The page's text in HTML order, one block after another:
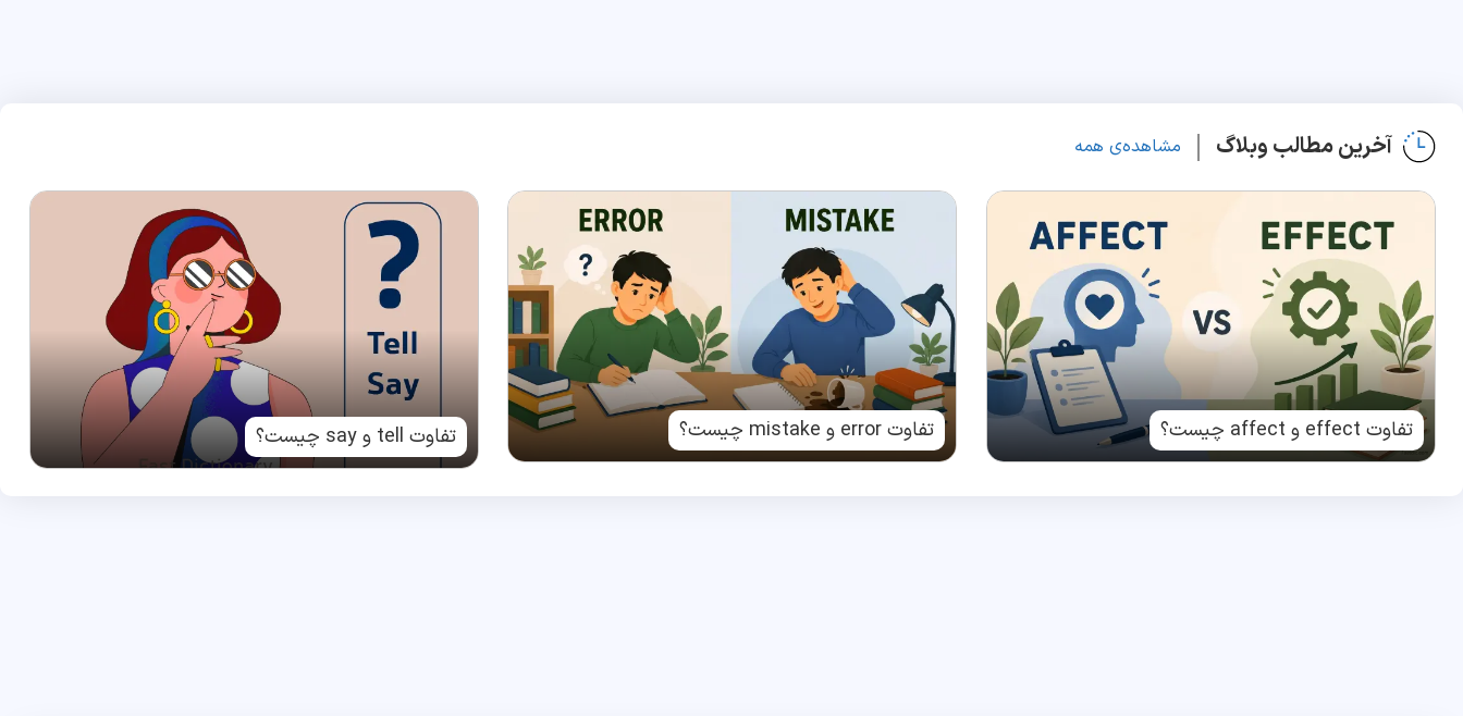
آخرین مطالب وبلاگ مشاهده‌ی همه
تفاوت effect و affect چیست؟ تفاوت error و mistake چیست؟ تفاوت tell و say چیست؟